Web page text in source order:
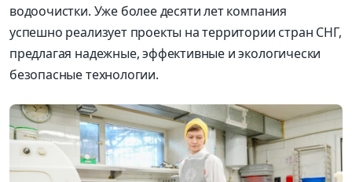
водоочистки. Уже более десяти лет компания
успешно реализует проекты на территории стран СНГ,
предлагая надежные, эффективные и экологически
безопасные технологии.